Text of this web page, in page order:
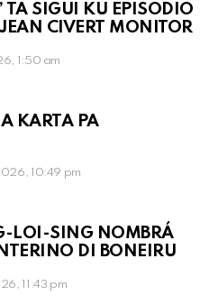
TA SIGUI KU EPISODIO
CIVERT MONITOR
1:50 am
KARTA PA
10:49 pm
LOI-SING NOMBRÁ
DI BONEIRU
11:43 pm